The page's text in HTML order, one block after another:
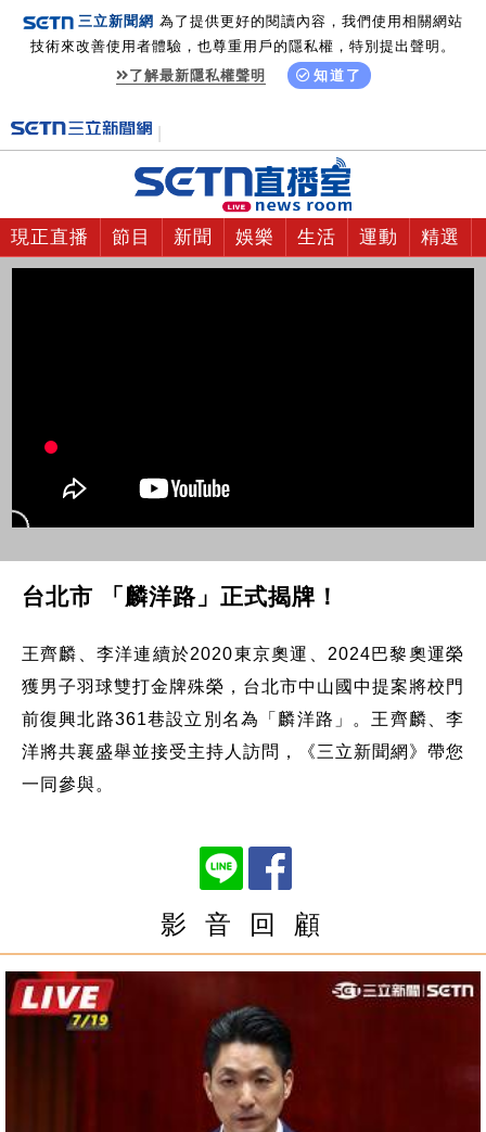
三立新聞網 為了提供更好的閱讀內容，我們使用相關網站
技術來改善使用者體驗，也尊重用戶的隱私權，特別提出聲明。
了解最新隱私權聲明
知道了
現正直播 節目 新聞 娛樂 生活 運動 精選
台北市 「麟洋路」正式揭牌！
王齊麟、李洋連續於2020東京奧運、2024巴黎奧運榮
獲男子羽球雙打金牌殊榮，台北市中山國中提案將校門
前復興北路361巷設立別名為「麟洋路」。王齊麟、李
洋將共襄盛舉並接受主持人訪問，《三立新聞網》帶您
一同參與。
影 音 回 顧